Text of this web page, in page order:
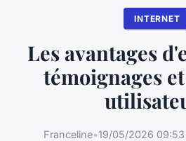
INTERNET
Les avantages
témoignages
Franceline•19/05/2026 09:53